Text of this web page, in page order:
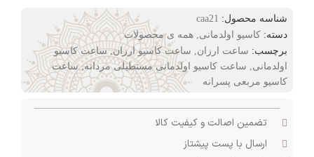
شناسه محصول: caa21
دسته: کاسیو اولدمانی, همه ی محصولات
برچسب: ساعت ارزان, ساعت کاسیو ارزان, ساعت کاسیو
اولدمانی, ساعت کاسیو اولدمانی مستطیلی مردانه, ساعت
کاسیو مربعی پسرانه
تضمین اصالت و کیفیت کالا
ارسال با پست پیشتاز